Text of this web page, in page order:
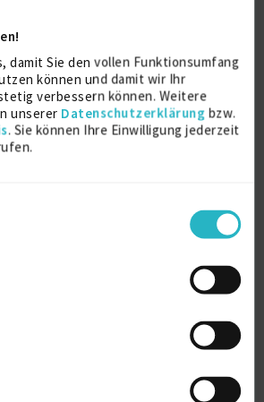
damit Sie den vollen Funktionsumfang
können und damit wir Ihr
verbessern können. Weitere
unserer Datenschutzerklärung bzw.
. Sie können Ihre Einwilligung jederzeit
Executive Advisor,
26 J.